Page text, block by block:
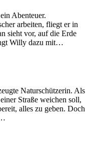
Abenteuer.
arbeiten, fliegt er in
sieht vor, auf die Erde
Willy dazu mit…
Naturschützerin. Als
Straße weichen soll,
alles zu geben. Doch